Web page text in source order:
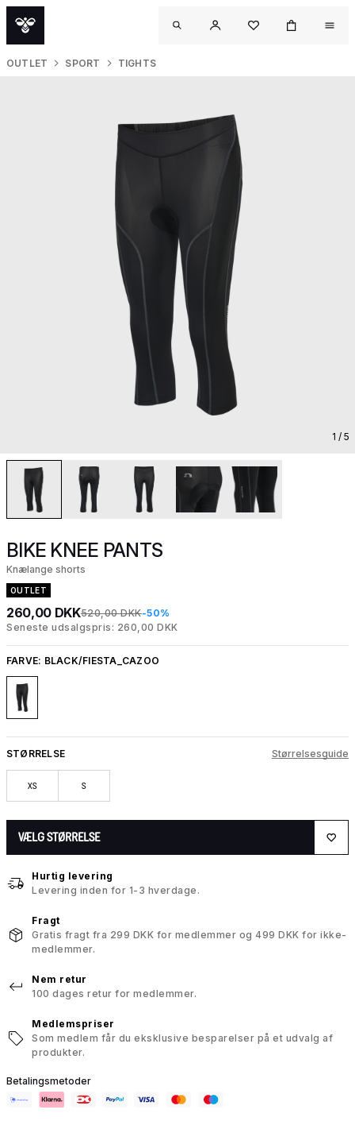
OUTLET SPORT TIGHTS
1 / 5
BIKE KNEE PANTS
Knælange shorts
OUTLET
260,00 DKK520,00 DKK-50%
Seneste udsalgspris: 260,00 DKK
FARVE: BLACK/FIESTA_CAZOO
STØRRELSE Størrelsesguide
XS S
VÆLG STØRRELSE
Hurtig levering
Levering inden for 1-3 hverdage.
Fragt
Gratis fragt fra 299 DKK for medlemmer og 499 DKK for ikke-
medlemmer.
Nem retur
100 dages retur for medlemmer.
Medlemspriser
Som medlem får du eksklusive besparelser på et udvalg af
produkter.
Betalingsmetoder